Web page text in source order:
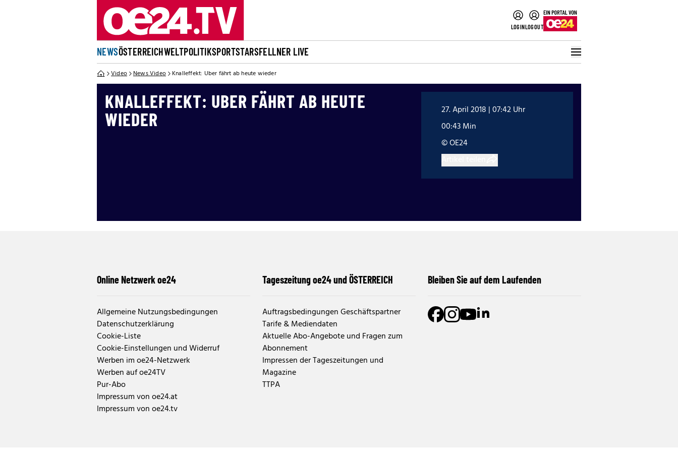
LOGINLOGOUT
NEWSÖSTERREICHWELTPOLITIKSPORTSTARSFELLNER LIVE
Video News Video Knalleffekt: Uber fährt ab heute wieder
KNALLEFFEKT: UBER FÄHRT AB HEUTE
WIEDER
27. April 2018 | 07:42 Uhr
00:43 Min
© OE24
Online Netzwerk oe24
Allgemeine Nutzungsbedingungen
Datenschutzerklärung
Cookie-Liste
Cookie-Einstellungen und Widerruf
Werben im oe24-Netzwerk
Werben auf oe24TV
Pur-Abo
Impressum von oe24.at
Impressum von oe24.tv
Tageszeitung oe24 und ÖSTERREICH
Auftragsbedingungen Geschäftspartner
Tarife & Mediendaten
Aktuelle Abo-Angebote und Fragen zum
Abonnement
Impressen der Tageszeitungen und
Magazine
TTPA
Bleiben Sie auf dem Laufenden